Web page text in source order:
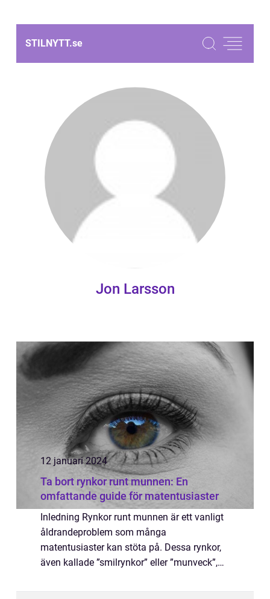
STILNYTT.se
Jon Larsson
12 januari 2024
Ta bort rynkor runt munnen: En
omfattande guide för matentusiaster
Inledning Rynkor runt munnen är ett vanligt
åldrandeproblem som många
matentusiaster kan stöta på. Dessa rynkor,
även kallade ”smilrynkor” eller ”munveck”,
självförtroende. Men det finns f...